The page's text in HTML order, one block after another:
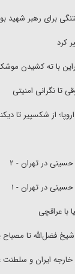
برای رهبر شهید
کرد
با ته کشیدن
تا نگرانی امنیتی
از شکسپیر تا
در تهران - ۲
در تهران - ۱
با عراقچی
فضل‌الله تا مصباح
ایران و سلطنت